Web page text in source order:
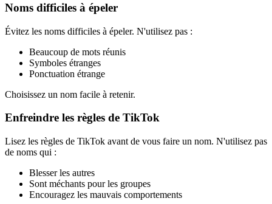
Noms difficiles à épeler
Évitez les noms difficiles à épeler. N'utilisez pas :
Beaucoup de mots réunis
Symboles étranges
Ponctuation étrange
Choisissez un nom facile à retenir.
Enfreindre les règles de TikTok
Lisez les règles de TikTok avant de vous faire un nom. N'utilisez pas
de noms qui :
Blesser les autres
Sont méchants pour les groupes
Encouragez les mauvais comportements